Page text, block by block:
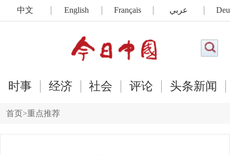
中文 English Français عربي
时事 经济 社会 评论 头条新闻
首页>重点推荐